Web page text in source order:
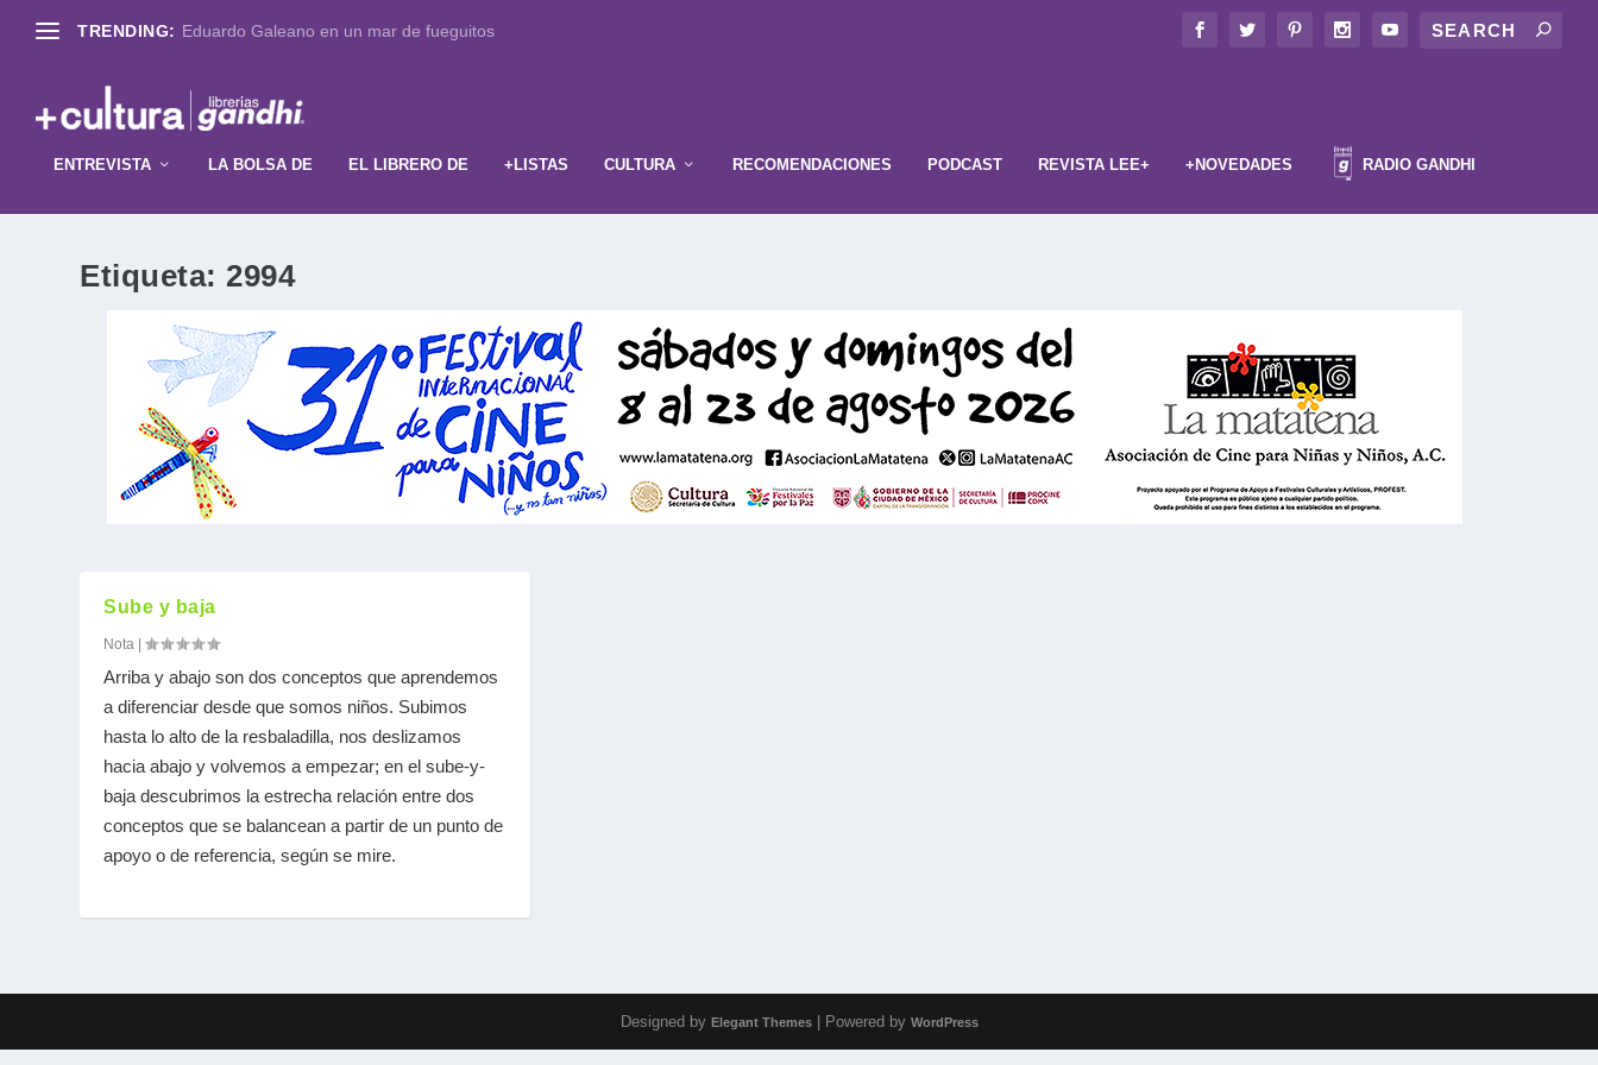
TRENDING: Eduardo Galeano en un mar de fueguitos
ENTREVISTA LA BOLSA DE EL LIBRERO DE +LISTAS CULTURA RECOMENDACIONES PODCAST REVISTA LEE+ +NOVEDADES RADIO GANDHI
Etiqueta: 2994
Sube y baja
Nota |
Arriba y abajo son dos conceptos que aprendemos
a diferenciar desde que somos niños. Subimos
hasta lo alto de la resbaladilla, nos deslizamos
hacia abajo y volvemos a empezar; en el sube-y-
baja descubrimos la estrecha relación entre dos
conceptos que se balancean a partir de un punto de
apoyo o de referencia, según se mire.
Designed by Elegant Themes| Powered by WordPress